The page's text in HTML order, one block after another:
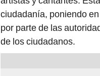
ciudadanía, poniendo
por parte de las
de los ciudadanos.